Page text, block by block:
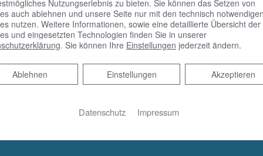
Nutzungserlebnis zu bieten. Sie können das Setzen von
auch ablehnen und unsere Seite nur mit den technisch
nutzen. Weitere Informationen, sowie eine detaillierte Übersicht der
und eingesetzten Technologien finden Sie in unserer
. Sie können Ihre Einstellungen jederzeit ändern.
Akzeptieren
Einstellungen
Ablehnen
Ablehnen
Datenschutz Impressum